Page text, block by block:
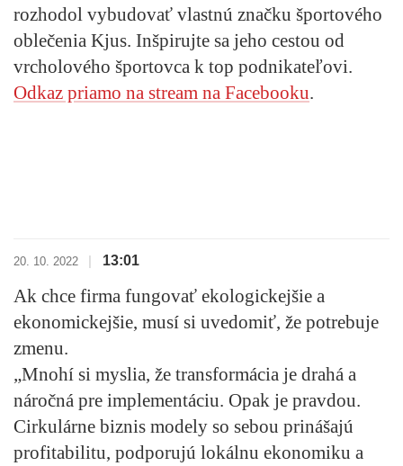
rozhodol vybudovať vlastnú značku športového
oblečenia Kjus. Inšpirujte sa jeho cestou od
vrcholového športovca k top podnikateľovi.
Odkaz priamo na stream na Facebooku.
20. 10. 2022 13:01
Ak chce firma fungovať ekologickejšie a
ekonomickejšie, musí si uvedomiť, že potrebuje
zmenu.
„Mnohí si myslia, že transformácia je drahá a
náročná pre implementáciu. Opak je pravdou.
Cirkulárne biznis modely so sebou prinášajú
profitabilitu, podporujú lokálnu ekonomiku a